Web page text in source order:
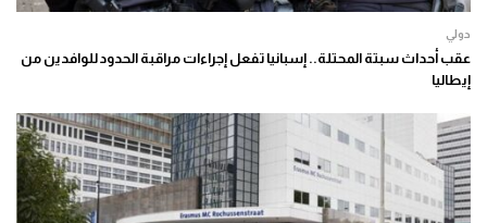
دولي
عقب أحداث سبتة المحتلة.. إسبانيا تفعل إجراءات مراقبة الحدود للوافدين من
إيطاليا